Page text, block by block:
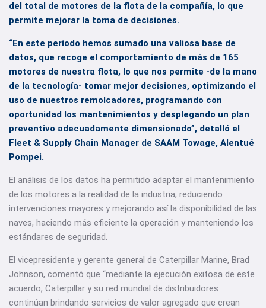
del total de motores de la flota de la compañía, lo que
permite mejorar la toma de decisiones.
“En este período hemos sumado una valiosa base de
datos, que recoge el comportamiento de más de 165
motores de nuestra flota, lo que nos permite -de la mano
de la tecnología- tomar mejor decisiones, optimizando el
uso de nuestros remolcadores, programando con
oportunidad los mantenimientos y desplegando un plan
preventivo adecuadamente dimensionado”, detalló el
Fleet & Supply Chain Manager de SAAM Towage, Alentué
Pompei.
El análisis de los datos ha permitido adaptar el mantenimiento
de los motores a la realidad de la industria, reduciendo
intervenciones mayores y mejorando así la disponibilidad de las
naves, haciendo más eficiente la operación y manteniendo los
estándares de seguridad.
El vicepresidente y gerente general de Caterpillar Marine, Brad
Johnson, comentó que “mediante la ejecución exitosa de este
acuerdo, Caterpillar y su red mundial de distribuidores
continúan brindando servicios de valor agregado que crean